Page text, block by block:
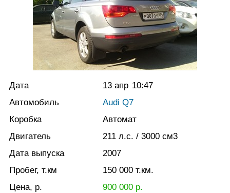
Дата 13 апр 10:47
Автомобиль
Audi Q7
Коробка
Автомат
Двигатель
211 л.с. / 3000 см3
Дата выпуска
2007
Пробег, т.км
150 000 т.км.
Цена, р.
900 000р.